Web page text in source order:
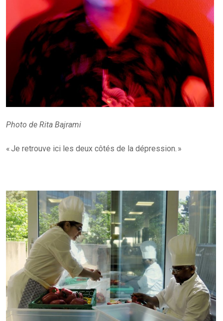
Photo de Rita Bajrami
« Je retrouve ici les deux côtés de la dépression. »